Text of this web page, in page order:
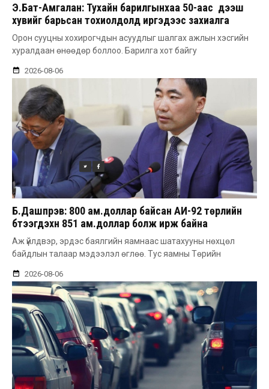
Э.Бат-Амгалан: Тухайн барилгынхаа 50-аас дээш
хувийг барьсан тохиолдолд иргэдээс захиалга
авдаг болгоно
Орон сууцны хохирогчдын асуудлыг шалгах ажлын хэсгийн
хуралдаан өнөөдөр боллоо. Барилга хот байгу
2026-08-06
Б.Дашпүрэв: 800 ам.доллар байсан АИ-92 төрлийн
бүтээгдэхүүн 851 ам.доллар болж ирж байна
Аж үйлдвэр, эрдэс баялгийн яамнаас шатахууны нөхцөл
байдлын талаар мэдээлэл өглөө. Тус яамны Төрийн
2026-08-06